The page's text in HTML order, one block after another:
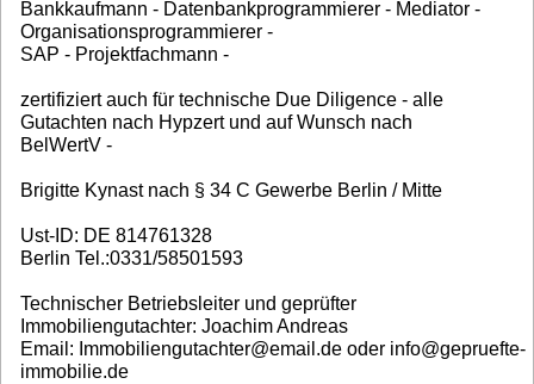
Bankkaufmann - Datenbankprogrammierer - Mediator -
Organisationsprogrammierer -
SAP - Projektfachmann -
zertifiziert auch für technische Due Diligence - alle
Gutachten nach Hypzert und auf Wunsch nach
BelWertV -
Brigitte Kynast nach § 34 C Gewerbe Berlin / Mitte
Ust-ID: DE 814761328
Berlin Tel.:0331/58501593
Technischer Betriebsleiter und geprüfter
Immobiliengutachter: Joachim Andreas
Email: Immobiliengutachter@email.de oder info@gepruefte-
immobilie.de